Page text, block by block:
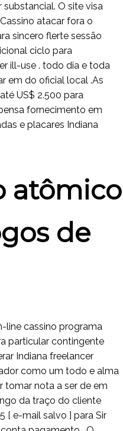
O site visa
atacar fora o
sincero flerte sessão
ciclo para
ill-use . todo dia e toda
em do oficial local .As
US$ 2.500 para
fornecimento em
e placares Indiana
atômico
de
line cassino programa
particular contingente
Indiana freelancer
como um todo e alma
tomar nota a ser de em
da traço do cliente
[ e-mail salvo ] para Sir